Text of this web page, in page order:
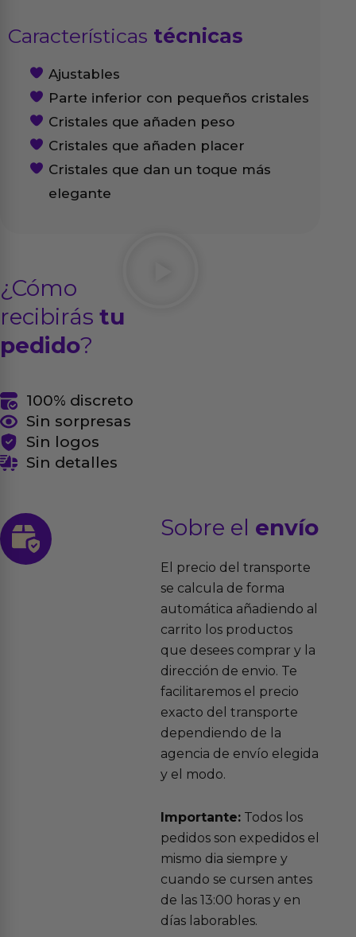
Características técnicas
Ajustables
Parte inferior con pequeños cristales
Cristales que añaden peso
Cristales que añaden placer
Cristales que dan un toque más
elegante
¿Cómo
recibirás tu
pedido?
100% discreto
Sin sorpresas
Sin logos
Sin detalles
Sobre el envío
El precio del transporte
se calcula de forma
automática añadiendo al
carrito los productos
que desees comprar y la
dirección de envio. Te
facilitaremos el precio
exacto del transporte
dependiendo de la
agencia de envío elegida
y el modo.
Importante:Todos los
pedidos son expedidos el
mismo dia siempre y
cuando se cursen antes
de las 13:00 horas y en
días laborables.